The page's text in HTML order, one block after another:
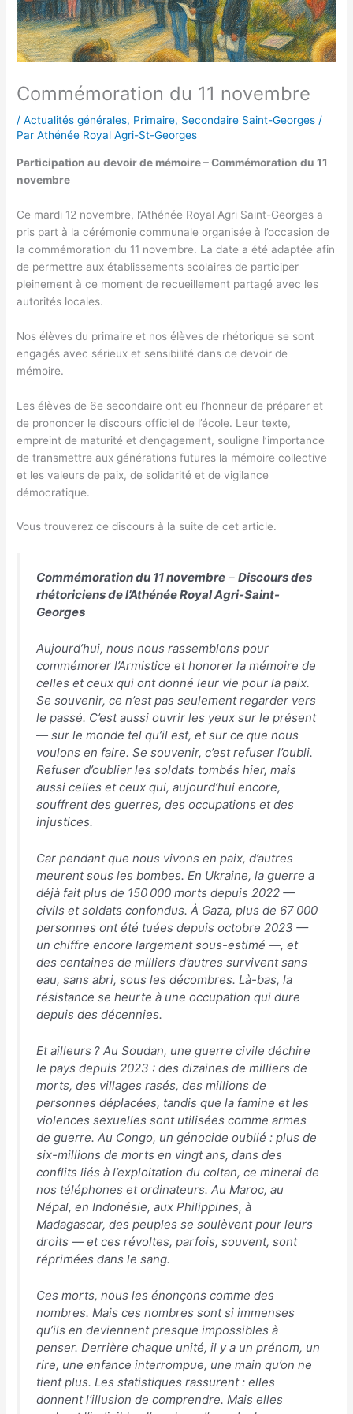
Commémoration du 11 novembre
/Actualités générales, Primaire, Secondaire Saint-Georges /
ParAthénée Royal Agri-St-Georges
Participation au devoir de mémoire – Commémoration du 11
novembre
Ce mardi 12 novembre, l’Athénée Royal Agri Saint-Georges a
pris part à la cérémonie communale organisée à l’occasion de
la commémoration du 11 novembre. La date a été adaptée afin
de permettre aux établissements scolaires de participer
pleinement à ce moment de recueillement partagé avec les
autorités locales.
Nos élèves du primaire et nos élèves de rhétorique se sont
engagés avec sérieux et sensibilité dans ce devoir de
mémoire.
Les élèves de 6e secondaire ont eu l’honneur de préparer et
de prononcer le discours officiel de l’école. Leur texte,
empreint de maturité et d’engagement, souligne l’importance
de transmettre aux générations futures la mémoire collective
et les valeurs de paix, de solidarité et de vigilance
démocratique.
Vous trouverez ce discours à la suite de cet article.
Commémoration du 11 novembre –Discours des
rhétoriciens de l’Athénée Royal Agri-Saint-
Georges
Aujourd’hui, nous nous rassemblons pour
commémorer l’Armistice et honorer la mémoire de
celles et ceux qui ont donné leur vie pour la paix.
Se souvenir, ce n’est pas seulement regarder vers
le passé. C’est aussi ouvrir les yeux sur le présent
— sur le monde tel qu’il est, et sur ce que nous
voulons en faire. Se souvenir, c’est refuser l’oubli.
Refuser d’oublier les soldats tombés hier, mais
aussi celles et ceux qui, aujourd’hui encore,
souffrent des guerres, des occupations et des
injustices.
Car pendant que nous vivons en paix, d’autres
meurent sous les bombes. En Ukraine, la guerre a
déjà fait plus de 150 000 morts depuis 2022 —
civils et soldats confondus. À Gaza, plus de 67 000
personnes ont été tuées depuis octobre 2023 —
un chiffre encore largement sous-estimé —, et
des centaines de milliers d’autres survivent sans
eau, sans abri, sous les décombres. Là-bas, la
résistance se heurte à une occupation qui dure
depuis des décennies.
Et ailleurs ? Au Soudan, une guerre civile déchire
le pays depuis 2023 : des dizaines de milliers de
morts, des villages rasés, des millions de
personnes déplacées, tandis que la famine et les
violences sexuelles sont utilisées comme armes
de guerre. Au Congo, un génocide oublié : plus de
six-millions de morts en vingt ans, dans des
conflits liés à l’exploitation du coltan, ce minerai de
nos téléphones et ordinateurs. Au Maroc, au
Népal, en Indonésie, aux Philippines, à
Madagascar, des peuples se soulèvent pour leurs
droits — et ces révoltes, parfois, souvent, sont
réprimées dans le sang.
Ces morts, nous les énonçons comme des
nombres. Mais ces nombres sont si immenses
qu’ils en deviennent presque impossibles à
penser. Derrière chaque unité, il y a un prénom, un
rire, une enfance interrompue, une main qu’on ne
tient plus. Les statistiques rassurent : elles
donnent l’illusion de comprendre. Mais elles